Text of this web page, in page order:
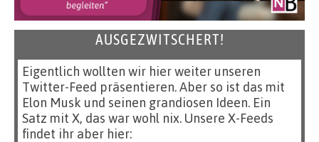
AUSGEZWITSCHERT!
Eigentlich wollten wir hier weiter unseren
Twitter-Feed präsentieren. Aber so ist das mit
Elon Musk und seinen grandiosen Ideen. Ein
Satz mit X, das war wohl nix. Unsere X-Feeds
findet ihr aber hier: